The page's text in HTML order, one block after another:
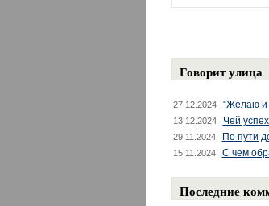
Говорит улица
27.12.2024 "Желаю и
13.12.2024 Чей
29.11.2024 По пути
15.11.2024 С чем
Последние